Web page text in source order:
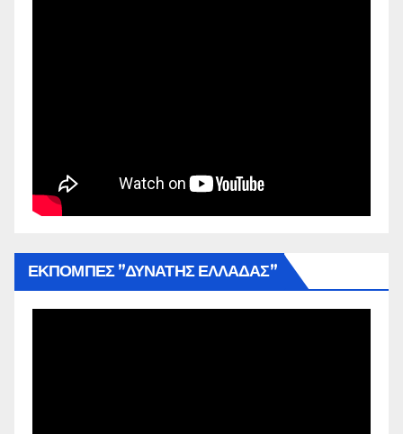
ΕΚΠΟΜΠΕΣ ”ΔΥΝΑΤΗΣ ΕΛΛΑΔΑΣ”